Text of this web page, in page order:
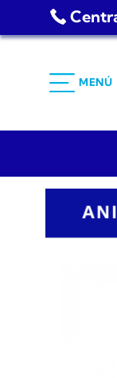
MENÚ